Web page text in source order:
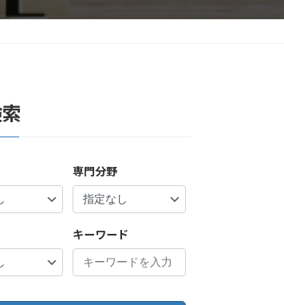
専門分野
キーワード